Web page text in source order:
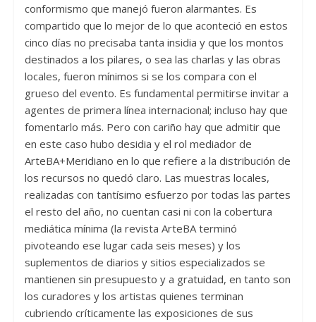
conformismo que manejó fueron alarmantes. Es
compartido que lo mejor de lo que aconteció en estos
cinco días no precisaba tanta insidia y que los montos
destinados a los pilares, o sea las charlas y las obras
locales, fueron mínimos si se los compara con el
grueso del evento. Es fundamental permitirse invitar a
agentes de primera línea internacional; incluso hay que
fomentarlo más. Pero con cariño hay que admitir que
en este caso hubo desidia y el rol mediador de
ArteBA+Meridiano en lo que refiere a la distribución de
los recursos no quedó claro. Las muestras locales,
realizadas con tantísimo esfuerzo por todas las partes
el resto del año, no cuentan casi ni con la cobertura
mediática mínima (la revista ArteBA terminó
pivoteando ese lugar cada seis meses) y los
suplementos de diarios y sitios especializados se
mantienen sin presupuesto y a gratuidad, en tanto son
los curadores y los artistas quienes terminan
cubriendo críticamente las exposiciones de sus